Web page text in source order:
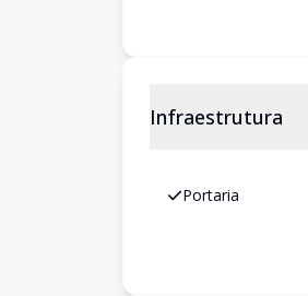
Infraestrutura
Portaria